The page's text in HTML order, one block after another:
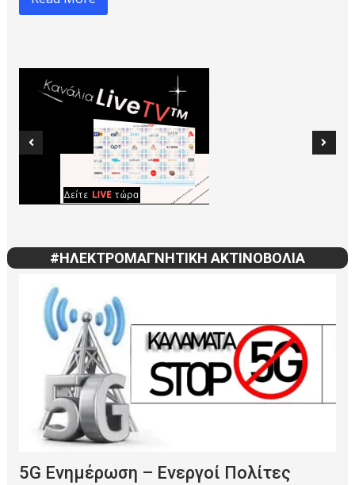
#ΗΛΕΚΤΡΟΜΑΓΝΗΤΙΚΗ ΑΚΤΙΝΟΒΟΛΙΑ
5G Ενημέρωση – Ενεργοί Πολίτες